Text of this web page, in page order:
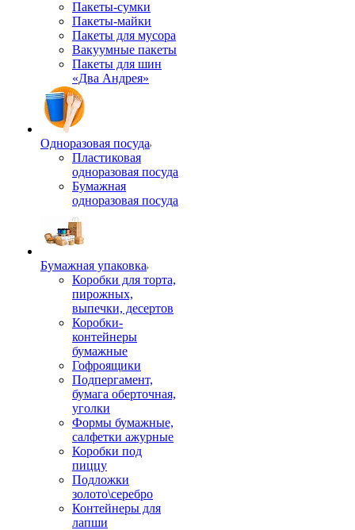
Пакеты-сумки
Пакеты-майки
Пакеты для мусора
Вакуумные пакеты
Пакеты для шин
«Два Андрея»
Одноразовая посуда
Пластиковая
одноразовая посуда
Бумажная
одноразовая посуда
Бумажная упаковка
Коробки для торта,
пирожных,
выпечки, десертов
Коробки-
контейнеры
бумажные
Гофроящики
Подпергамент,
бумага оберточная,
уголки
Формы бумажные,
салфетки ажурные
Коробки под
пиццу
Подложки
золото\серебро
Контейнеры для
лапши